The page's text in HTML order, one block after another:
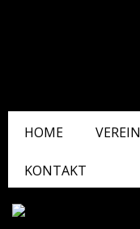
HOME VEREIN
KONTAKT